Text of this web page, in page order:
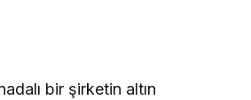
bir şirketin altın